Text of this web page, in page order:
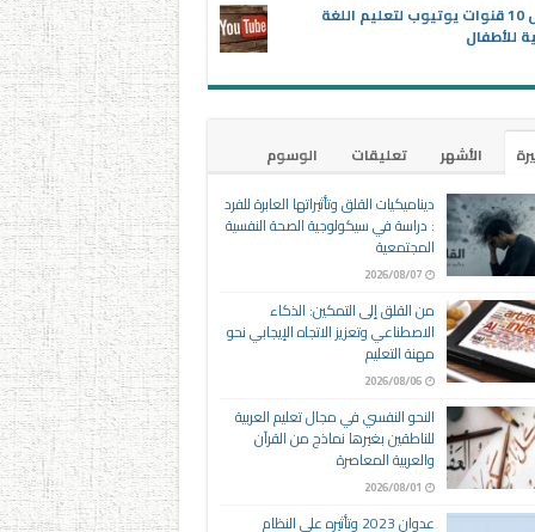
أفضل 10 قنوات يوتيوب لتعليم اللغة
للأطفال
الأشهر تعليقات
الوسوم
ديناميكيات القلق وتأثيراتها العابرة للفرد
: دراسة في سيكولوجية الصحة النفسية
المجتمعية
2026/08/07
من القلق إلى التمكين: الذكاء
الاصطناعي وتعزيز الاتجاه الإيجابي نحو
مهنة التعليم
2026/08/06
النحو النفسي في مجال تعليم العربية
للناطقين بغيرها نماذج من القرآن
والعربية المعاصرة
2026/08/01
عدوان 2023 وتأثيره على النظام